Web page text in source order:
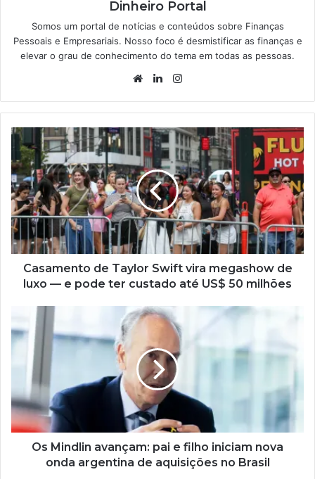
Dinheiro Portal
Somos um portal de notícias e conteúdos sobre Finanças
Pessoais e Empresariais. Nosso foco é desmistificar as finanças e
elevar o grau de conhecimento do tema em todas as pessoas.
WebsiteLinkedin
Casamento de Taylor Swift vira megashow de
luxo — e pode ter custado até US$ 50 milhões
Os Mindlin avançam: pai e filho iniciam nova
onda argentina de aquisições no Brasil